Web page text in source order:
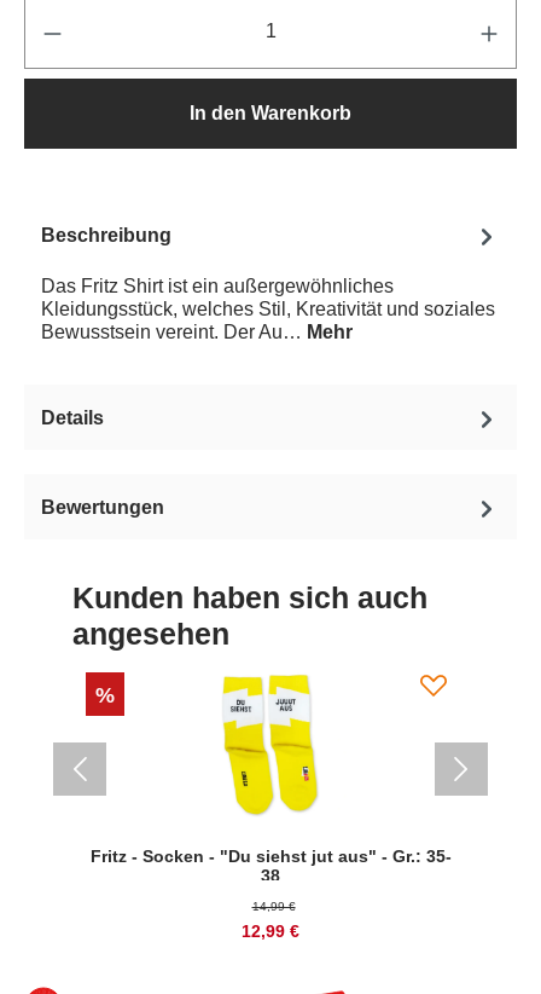
In den Warenkorb
Beschreibung
Das Fritz Shirt ist ein außergewöhnliches
Kleidungsstück, welches Stil, Kreativität und soziales
Bewusstsein vereint. Der Au… Mehr
Details
Bewertungen
Kunden haben sich auch
angesehen
%
Fritz - Socken - "Du siehst jut aus" - Gr.: 35-
38
14,99 €
12,99 €